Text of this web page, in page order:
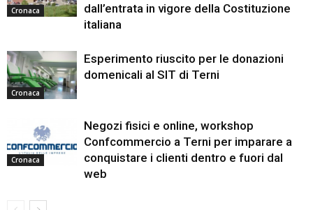
Cronaca
dall’entrata in vigore della Costituzione
italiana
Cronaca
Esperimento riuscito per le donazioni
domenicali al SIT di Terni
Cronaca
Negozi fisici e online, workshop
Confcommercio a Terni per imparare a
conquistare i clienti dentro e fuori dal
web